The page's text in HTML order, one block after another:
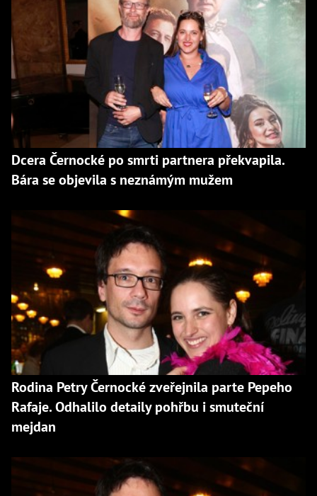
Dcera Černocké po smrti partnera překvapila.
Bára se objevila s neznámým mužem
Rodina Petry Černocké zveřejnila parte Pepeho
Rafaje. Odhalilo detaily pohřbu i smuteční
mejdan